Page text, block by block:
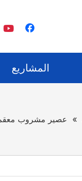
المشاريع
» عصير مشروب